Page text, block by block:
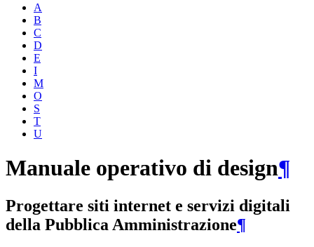
A
B
C
D
E
I
M
O
S
T
U
Manuale operativo di design¶
Progettare siti internet e servizi digitali
della Pubblica Amministrazione¶